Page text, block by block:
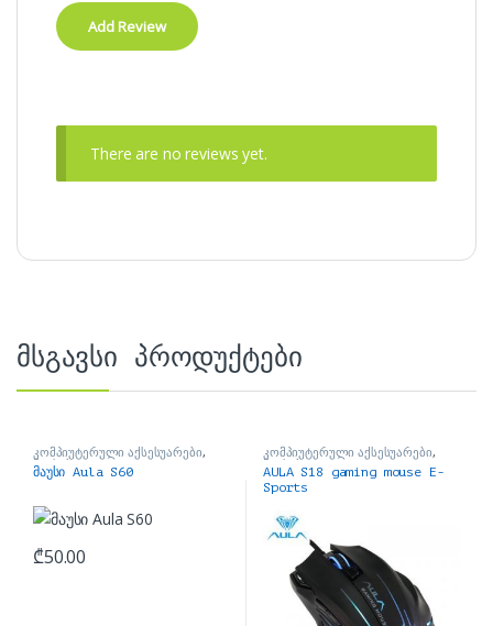
There are no reviews yet.
მსგავსი პროდუქტები
კომპიუტერული აქსესუარები,
მაუსები
მაუსი Aula S60
₾50.00
კომპიუტერული აქსესუარები,
მაუსები
AULA S18 gaming mouse E-
Sports